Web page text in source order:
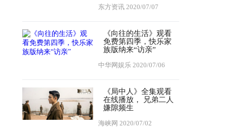
东方资讯 2020/07/07
《向往的生活》观看
免费第四季，快乐家
族版纳来“访亲”
中华网娱乐 2020/07/06
《局中人》全集观看
在线播放， 兄弟二人
嫌隙频生
海峡网 2020/07/02